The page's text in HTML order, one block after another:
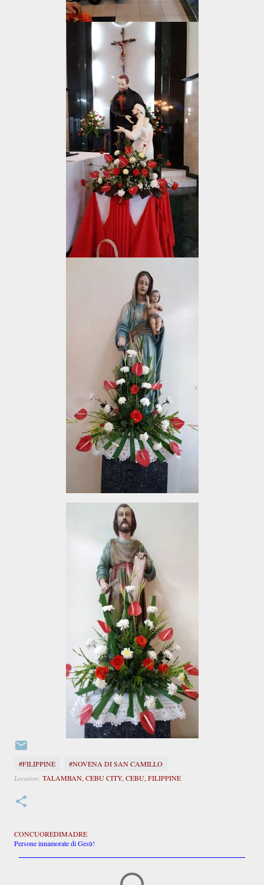
#FILIPPINE #NOVENA DI SAN CAMILLO
Location: TALAMBAN, CEBU CITY, CEBU, FILIPPINE
CONCUOREDIMADRE
Persone innamorate di Gesù!